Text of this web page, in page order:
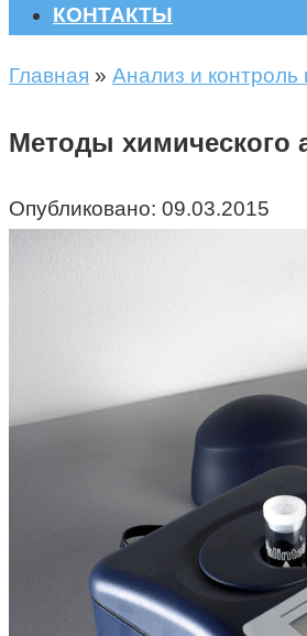
КОНТАКТЫ
Главная » Анализ и контроль
Методы химического
Опубликовано: 09.03.2015